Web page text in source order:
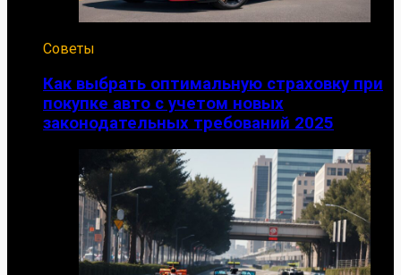
Советы
Как выбрать оптимальную страховку при
покупке авто с учетом новых
законодательных требований 2025